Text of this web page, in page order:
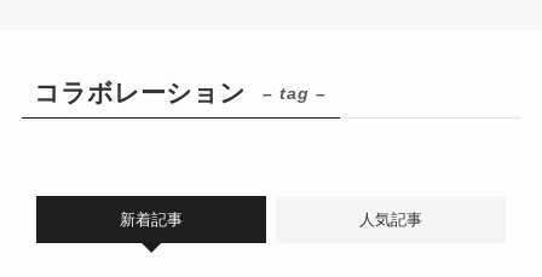
コラボレーション – tag –
新着記事 人気記事